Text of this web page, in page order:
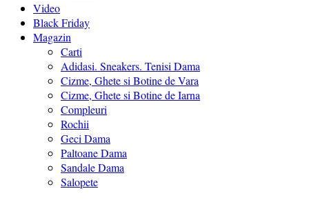
Video
Black Friday
Magazin
Carti
Adidasi. Sneakers. Tenisi Dama
Cizme, Ghete si Botine de Vara
Cizme, Ghete si Botine de Iarna
Compleuri
Rochii
Geci Dama
Paltoane Dama
Sandale Dama
Salopete